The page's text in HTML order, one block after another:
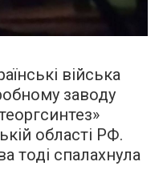
війська
заводу
області РФ.
тоді спалахнула